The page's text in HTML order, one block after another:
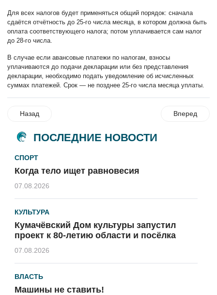
Для всех налогов будет применяться общий порядок: сначала
сдаётся отчётность до 25-го числа месяца, в котором должна быть
оплата соответствующего налога; потом уплачивается сам налог
до 28-го числа.
В случае если авансовые платежи по налогам, взносы
уплачиваются до подачи декларации или без представления
декларации, необходимо подать уведомление об исчисленных
суммах платежей. Срок — не позднее 25-го числа месяца уплаты.
Назад Вперед
ПОСЛЕДНИЕ НОВОСТИ
СПОРТ
Когда тело ищет равновесия
07.08.2026
КУЛЬТУРА
Кумачёвский Дом культуры запустил
проект к 80-летию области и посёлка
07.08.2026
ВЛАСТЬ
Машины не ставить!